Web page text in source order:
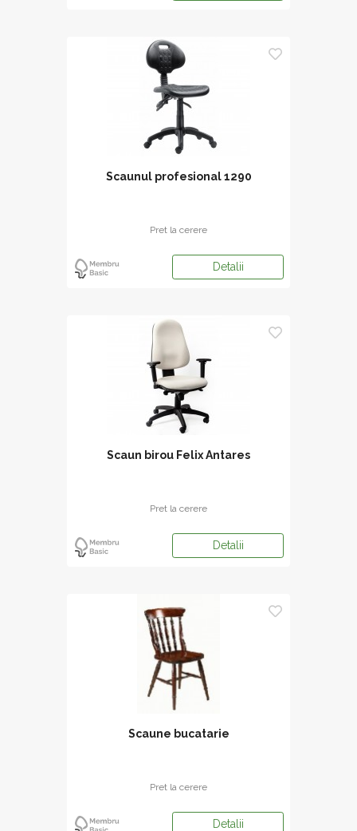
Scaunul profesional 1290
Pret la cerere
Detalii
Scaun birou Felix Antares
Pret la cerere
Detalii
Scaune bucatarie
Pret la cerere
Detalii